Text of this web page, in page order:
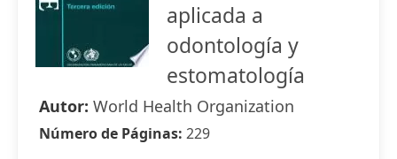
aplicada a
odontología y
estomatología
Autor: World Health Organization
Número de Páginas: 229